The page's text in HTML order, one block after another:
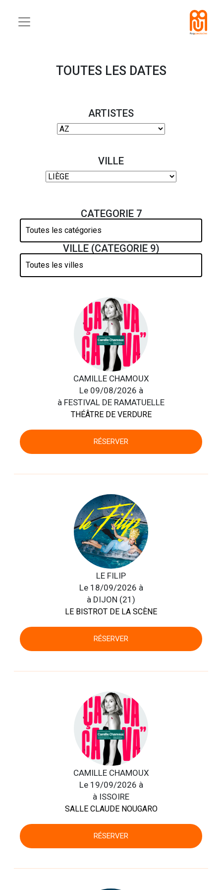
TOUTES LES DATES
ARTISTES
VILLE
CATEGORIE 7
VILLE (CATEGORIE 9)
CAMILLE CHAMOUX
Le 09/08/2026 à
à FESTIVAL DE RAMATUELLE
THÉÂTRE DE VERDURE
RÉSERVER
LE FILIP
Le 18/09/2026 à
à DIJON (21)
LE BISTROT DE LA SCÈNE
RÉSERVER
CAMILLE CHAMOUX
Le 19/09/2026 à
à ISSOIRE
SALLE CLAUDE NOUGARO
RÉSERVER